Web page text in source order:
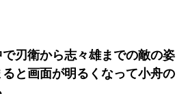
刃衛から志々雄までの敵の姿
と画面が明るくなって小舟の